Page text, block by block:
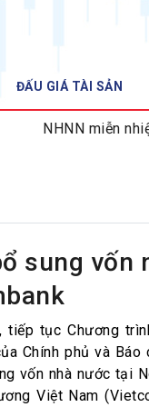
ĐẤU GIÁ TÀI SẢN
NHNN miễn
sung vốn
tiếp tục Chương
Chính phủ và Báo
vốn nhà nước tại
Việt Nam